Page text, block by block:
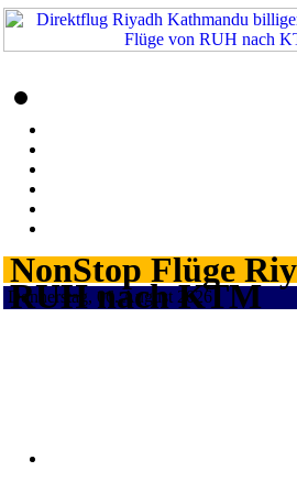
NonStop Flüge
RUH nach KTM
Donnerstag, 06. August 2026 ¦